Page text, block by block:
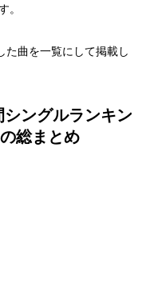
。
た曲を一覧にして掲載し
ングルランキン
総まとめ